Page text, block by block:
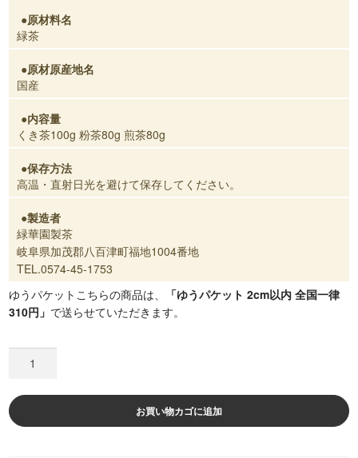
原材料名
緑茶
原材原産地名
国産
内容量
くき茶100g 粉茶80g 煎茶80g
保存方法
高温・直射日光を避けて保存してください。
製造者
緑華園製茶
岐阜県加茂郡八百津町福地1004番地
TEL.0574-45-1753
ゆうパケット こちらの商品は、
「ゆうパケット 2cm以内 全国一律
310円」 で送らせていただきます。
町
福
お買い物カゴに追加